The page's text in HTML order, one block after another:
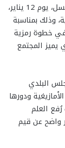
شهدت بلدية مولنبيك بالعاصمة البلجيكية بروكسل، يوم 12 يناير،
وذلك بمناسبة
السنة الأمازيغية (يناير 2976)، في خطوة رمزية
يميز المجتمع
البلدي
ودورها
العلم
واضح عن قيم